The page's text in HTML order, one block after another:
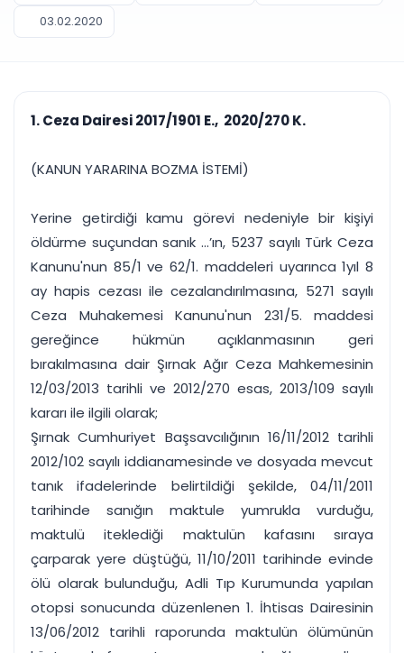
PLANLAMA & TAKİP
Pano ve Takip
Duruşma ve görev
takvimi
Bildirim
AKILLI & FİNANS
takibi
Tek panelde uçtan uca yönetim
UYAP & UETS entegrasyonundan finansa, hepsi bir arada.
Tüm özellikleri inceleyin Ücretsiz Başlayın
03.02.2020
1. Ceza Dairesi 2017/1901 E., 2020/270 K.
(KANUN YARARINA BOZMA İSTEMİ)
Yerine getirdiği kamu görevi nedeniyle bir kişiyi
öldürme suçundan sanık ...’ın, 5237 sayılı Türk Ceza
Kanunu'nun 85/1 ve 62/1. maddeleri uyarınca 1yıl 8
ay hapis cezası ile cezalandırılmasına, 5271 sayılı
Ceza Muhakemesi Kanunu'nun 231/5. maddesi
gereğince hükmün açıklanmasının geri
bırakılmasına dair Şırnak Ağır Ceza Mahkemesinin
12/03/2013 tarihli ve 2012/270 esas, 2013/109 sayılı
kararı ile ilgili olarak;
Şırnak Cumhuriyet Başsavcılığının 16/11/2012 tarihli
2012/102 sayılı iddianamesinde ve dosyada mevcut
tanık ifadelerinde belirtildiği şekilde, 04/11/2011
tarihinde sanığın maktule yumrukla vurduğu,
maktulü iteklediği maktulün kafasını sıraya
çarparak yere düştüğü, 11/10/2011 tarihinde evinde
ölü olarak bulunduğu, Adli Tıp Kurumunda yapılan
otopsi sonucunda düzenlenen 1. İhtisas Dairesinin
13/06/2012 tarihli raporunda maktulün ölümünün